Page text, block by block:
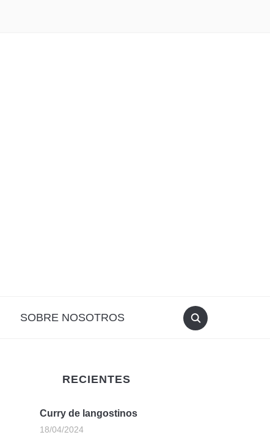
SOBRE NOSOTROS
RECIENTES
Curry de langostinos
18/04/2024